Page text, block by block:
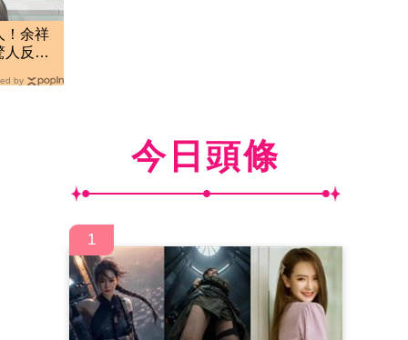
！余祥
反
by
今日頭條
1